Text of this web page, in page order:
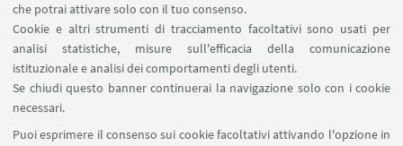
che potrai attivare solo con il tuo consenso.
Cookie e altri strumenti di tracciamento facoltativi sono usati per
analisi statistiche, misure sull'efficacia della comunicazione
istituzionale e analisi dei comportamenti degli utenti.
Se chiudi questo banner continuerai la navigazione solo con i cookie
necessari.
Puoi esprimere il consenso sui cookie facoltativi attivando l'opzione in
IN EVIDENZA
La Soffitta 2019 | gennaio-giugno
La Soffitta 2019 | Musica